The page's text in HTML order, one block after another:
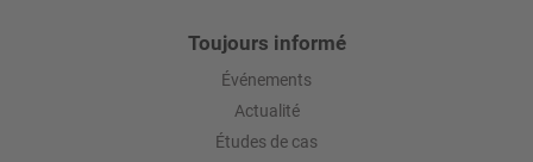
Toujours informé
Événements
Actualité
Études de cas